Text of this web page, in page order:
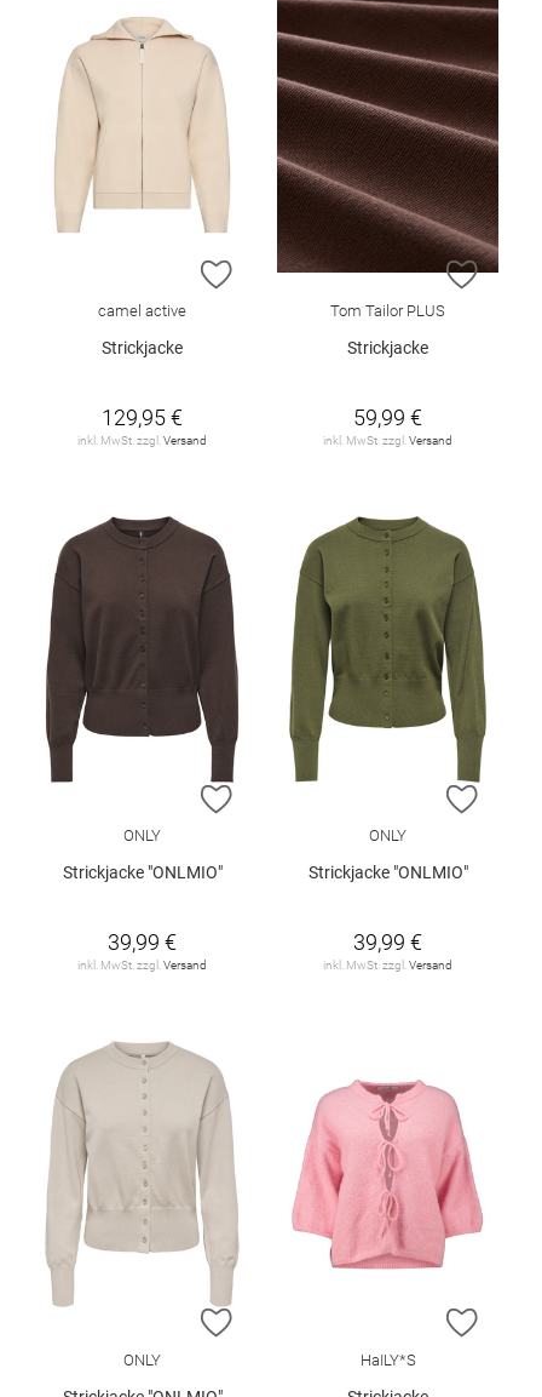
ZUR WUNSCHLISTE HINZUFÜGEN
camel active
Strickjacke
129,95 €
inkl. MwSt. zzgl. Versand
ZUR
Tom Tailor PLUS
Strickjacke
59,99 €
inkl. MwSt. zzgl. Versand
ZUR WUNSCHLISTE HINZUFÜGEN
ONLY
Strickjacke "ONLMIO"
39,99 €
inkl. MwSt. zzgl. Versand
ZUR
ONLY
Strickjacke "ONLMIO"
39,99 €
inkl. MwSt. zzgl. Versand
ZUR WUNSCHLISTE HINZUFÜGEN
ONLY
ZUR
HaILY*S